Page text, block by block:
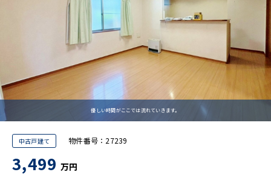
優しい時間がここでは流れていきます。
中古戸建て 物件番号：27239
3,499 万円